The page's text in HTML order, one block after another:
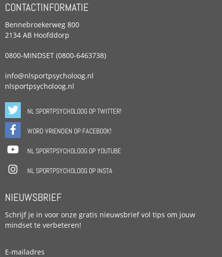
CONTACTINFORMATIE
Bennebroekerweg 800
2134 AB Hoofddorp
0800-MINDSET (0800-6463738)
info@nlsportpsycholoog.nl
nlsportpsycholoog.nl
NL SPORTPSYCHOLOOG OP TWITTER!
WORD VRIENDEN OP FACEBOOK!
NL SPORTPSYCHOLOOG OP YOUTUBE
NL SPORTPSYCHOLOOG OP INSTA
NIEUWSBRIEF
Schrijf je in voor onze gratis nieuwsbrief vol tips om jouw
mindset te verbeteren!
E-mailadres